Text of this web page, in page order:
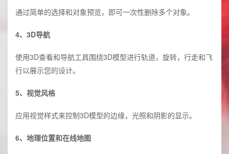
通过简单的选择和对象预览，即可一次性删除多个对象。
4、3D导航
使用3D查看和导航工具围绕3D模型进行轨道，旋转，行走和飞
行以展示您的设计。
5、视觉风格
应用视觉样式来控制3D模型的边缘，光照和阴影的显示。
6、地理位置和在线地图